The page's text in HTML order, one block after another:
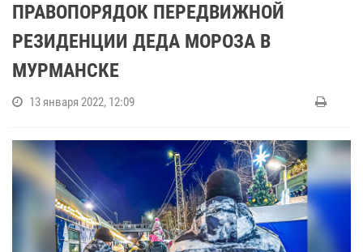
ПРАВОПОРЯДОК ПЕРЕДВИЖНОЙ
РЕЗИДЕНЦИИ ДЕДА МОРОЗА В
МУРМАНСКЕ
13 января 2022, 12:09